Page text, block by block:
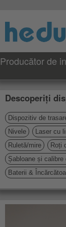
Producător de
Descoperiți
Dispozitiv de
Nivele
Laser cu
Ruletă/mire
Roți
Șabloane și calibre
Baterii &